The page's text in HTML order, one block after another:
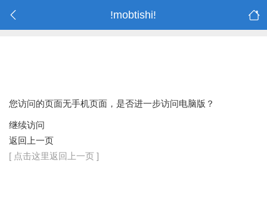
!mobtishi!
您访问的页面无手机页面，是否进一步访问电脑版？
继续访问
返回上一页
[ 点击这里返回上一页 ]